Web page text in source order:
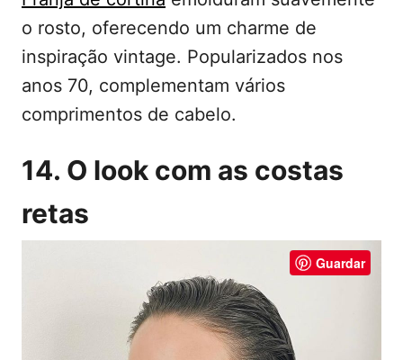
o rosto, oferecendo um charme de
inspiração vintage. Popularizados nos
anos 70, complementam vários
comprimentos de cabelo.
14. O look com as costas
retas
Guardar